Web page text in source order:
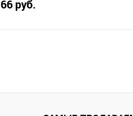
66 руб.